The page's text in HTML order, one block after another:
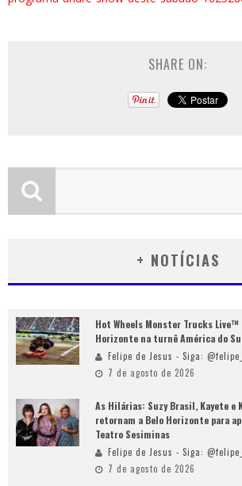
SHARE ON:
+ NOTÍCIAS
Hot Wheels Monster Trucks Live™
Horizonte na turnê América do
Felipe de Jesus - Siga:
7 de agosto de 2026
As Hilárias: Suzy Brasil, Kayete e
retornam a Belo Horizonte para
Teatro Sesiminas
Felipe de Jesus - Siga:
7 de agosto de 2026